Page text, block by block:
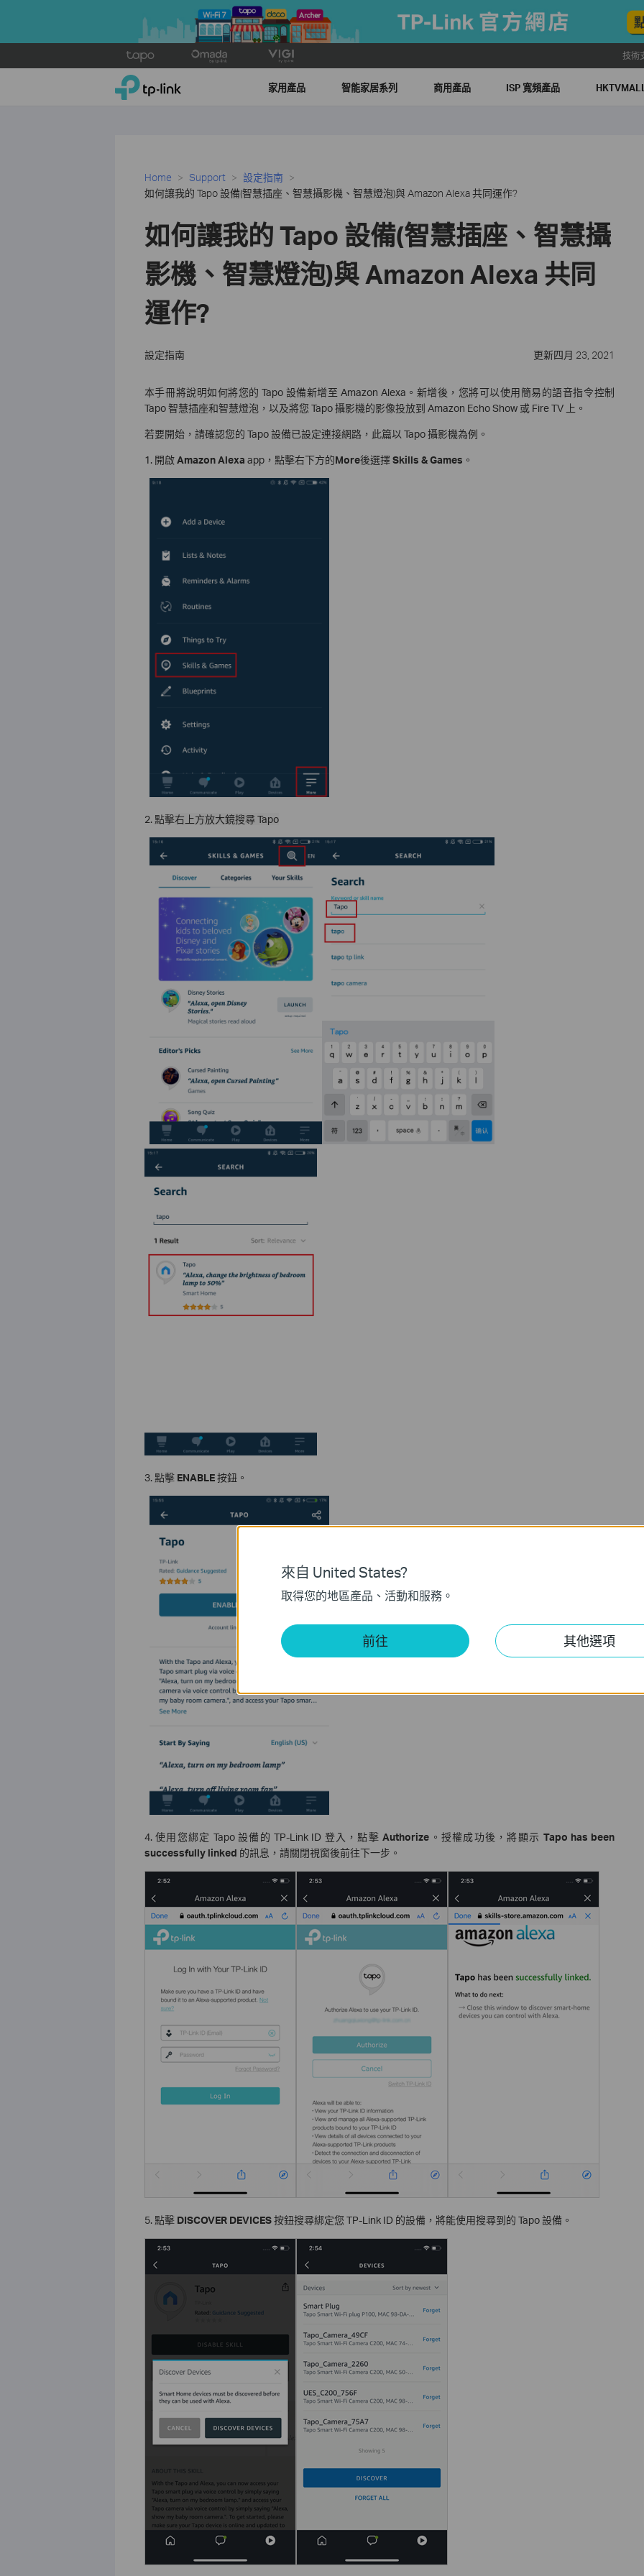
to
技術
TP-Link, Reliably Smart 家用產品 智能家居系列 商用產品 ISP 寬頻產品
Home Support
設定指南
如何讓我的 Tapo 設備(智慧插座、智慧攝影機、智慧燈泡)與 Amazon Alexa 共同運作?
如何讓我的 Tapo 設備(智慧插座、智慧攝
影機、智慧燈泡)與 Amazon Alexa 共同
運作?
設定指南 更新四月 23, 2021
本手冊將說明如何將您的 Tapo 設備新增至 Amazon Alexa。新增後，您將可以使用簡易的語音指令控制
Tapo 智慧插座和智慧燈泡，以及將您 Tapo 攝影機的影像投放到 Amazon Echo Show 或 Fire TV 上。
若要開始，請確認您的 Tapo 設備已設定連接網路，此篇以 Tapo 攝影機為例。
1. 開啟Amazon Alexa app，點擊右下方的More後選擇 Skills & Games 。
2.點擊右上方放大鏡搜尋 Tapo
3. 點擊 ENABLE按鈕。
4. 使用您綁定 Tapo 設備的 TP-Link ID 登入，點擊 Authorize 。授權成功後，將顯示 Tapo has been
successfully linked 的訊息，請關閉視窗後前往下一步。
5. 點擊 DISCOVER DEVICES按鈕搜尋綁定您 TP-Link ID 的設備，將能使用搜尋到的 Tapo 設備。
來自 United States?
取得您的地區產品、活動和服務。
前往 其他選項